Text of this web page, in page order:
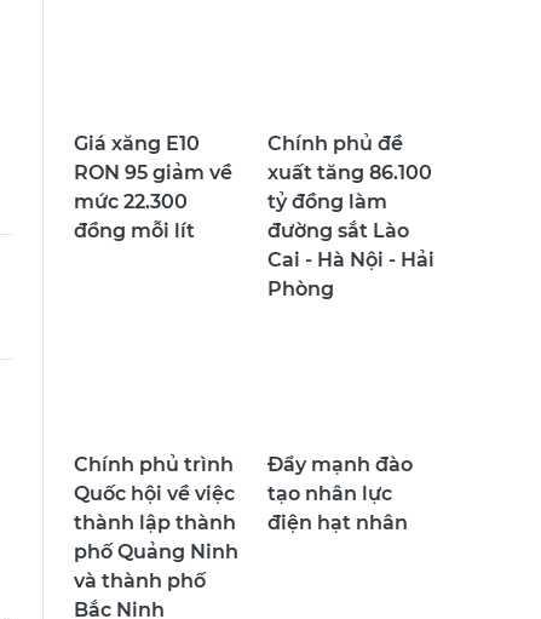
Giá xăng E10
RON 95 giảm về
mức 22.300
đồng mỗi lít
Chính phủ đề
xuất tăng 86.100
tỷ đồng làm
đường sắt Lào
Cai - Hà Nội - Hải
Phòng
Chính phủ trình
Quốc hội về việc
thành lập thành
phố Quảng Ninh
và thành phố
Bắc Ninh
Đẩy mạnh đào
tạo nhân lực
điện hạt nhân